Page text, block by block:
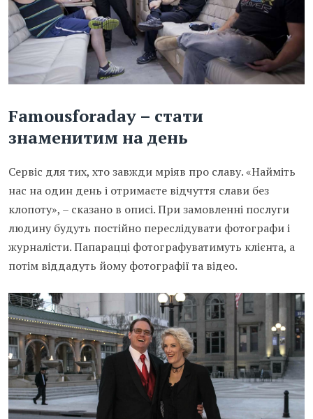
Famousforaday – стати
знаменитим на день
Сервіс для тих, хто завжди мріяв про славу. «Найміть
нас на один день і отримаєте відчуття слави без
клопоту», – сказано в описі. При замовленні послуги
людину будуть постійно переслідувати фотографи і
журналісти. Папарацці фотографуватимуть клієнта, а
потім віддадуть йому фотографії та відео.